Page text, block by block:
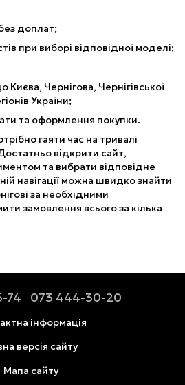
доплат;
при виборі відповідної моделі;
Чернігова, Чернігівської
України;
та оформлення покупки.
гаяти час на тривалі
відкрити сайт,
та вибрати відповідне
навігації можна швидко знайти
за необхідними
замовлення всього за кілька
74 073 444-30-20
інформація
версія сайту
Мапа сайту